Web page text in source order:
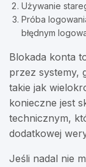
Używanie
Próba
błędnym
Blokada konta
przez systemy,
takie jak
konieczne jest
technicznym,
dodatkowej
Jeśli nadal nie